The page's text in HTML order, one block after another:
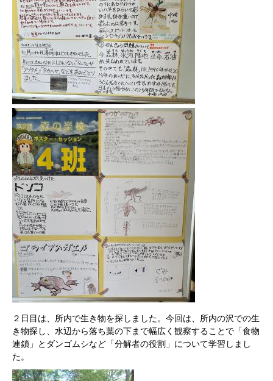
２日目は、所内で生き物を探しました。今回は、所内の沢での生
き物探し、水辺から落ち葉の下まで幅広く観察することで「食物
連鎖」とダンゴムシなど「分解者の役割」について学習しまし
た。